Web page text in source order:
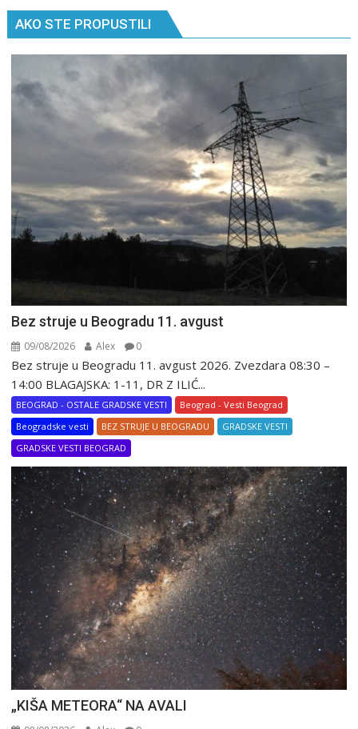
AKO STE PROPUSTILI
Bez struje u Beogradu 11. avgust
09/08/2026 Alex 0
Bez struje u Beogradu 11. avgust 2026. Zvezdara 08:30 –
14:00 BLAGAJSKA: 1-11, DR Z ILIĆ...
BEOGRAD - OSTALE GRADSKE VESTI
Beograd - Vesti Beograd
Beogradske vesti
BEZ STRUJE U BEOGRADU
GRADSKE VESTI
GRADSKE VESTI BEOGRAD
„KIŠA METEORA“ NA AVALI